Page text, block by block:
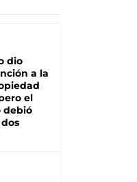
dio
a la
el
debió